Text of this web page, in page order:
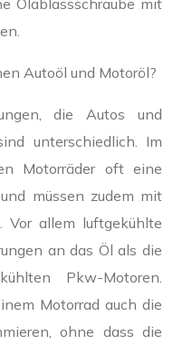
Autoöl und Motoröl?
die Autos und
unterschiedlich. Im
Motorräder oft eine
müssen zudem mit
Vor allem luftgekühlte
an das Öl als die
Pkw-Motoren.
Motorrad auch die
ohne dass die